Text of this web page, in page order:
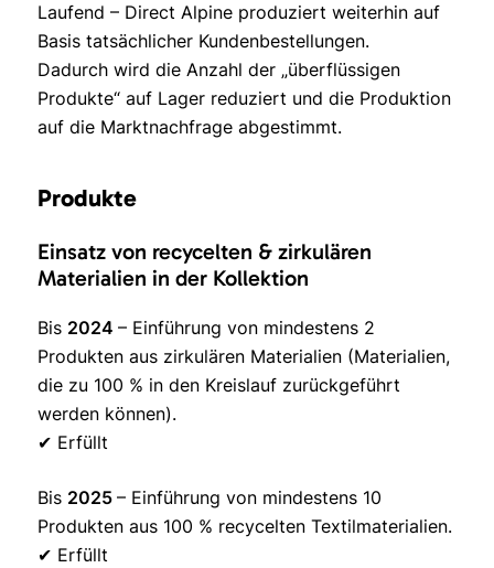
Laufend – Direct Alpine produziert weiterhin auf
Basis tatsächlicher Kundenbestellungen.
Dadurch wird die Anzahl der „überflüssigen
Produkte“ auf Lager reduziert und die Produktion
auf die Marktnachfrage abgestimmt.
Produkte
Einsatz von recycelten & zirkulären
Materialien in der Kollektion
Bis 2024– Einführung von mindestens 2
Produkten aus zirkulären Materialien (Materialien,
die zu 100 % in den Kreislauf zurückgeführt
werden können).
✔ Erfüllt
Bis 2025– Einführung von mindestens 10
Produkten aus 100 % recycelten Textilmaterialien.
✔ Erfüllt